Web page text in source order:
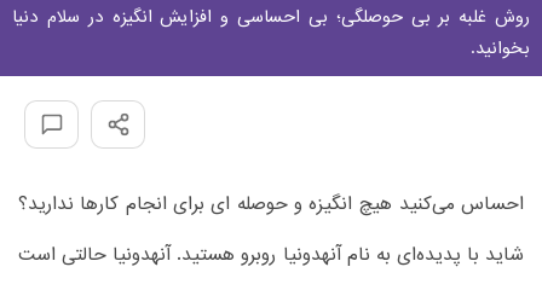
روش غلبه بر بی حوصلگی؛ بی احساسی و افزایش انگیزه در سلام دنیا
بخوانید.
احساس می‌کنید هیچ انگیزه‌ و حوصله ای برای انجام کارها ندارید؟
شاید با پدیده‌ای به نام آنهدونیا روبرو هستید. آنهدونیا حالتی است